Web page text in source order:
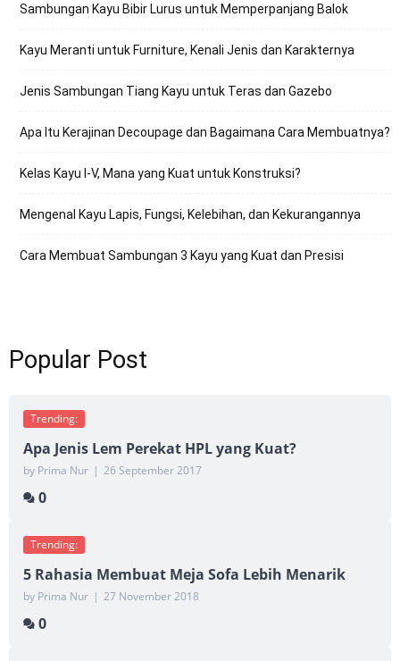
Sambungan Kayu Bibir Lurus untuk Memperpanjang Balok
Kayu Meranti untuk Furniture, Kenali Jenis dan Karakternya
Jenis Sambungan Tiang Kayu untuk Teras dan Gazebo
Apa Itu Kerajinan Decoupage dan Bagaimana Cara Membuatnya?
Kelas Kayu I-V, Mana yang Kuat untuk Konstruksi?
Mengenal Kayu Lapis, Fungsi, Kelebihan, dan Kekurangannya
Cara Membuat Sambungan 3 Kayu yang Kuat dan Presisi
Popular Post
Trending:
Apa Jenis Lem Perekat HPL yang Kuat?
by Prima Nur | 26 September 2017
0
Trending:
5 Rahasia Membuat Meja Sofa Lebih Menarik
by Prima Nur | 27 November 2018
0